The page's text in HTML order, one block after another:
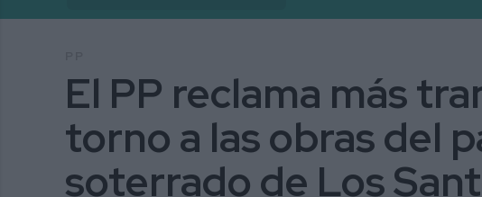
El PP reclama más
torno a las obras del
soterrado de Los